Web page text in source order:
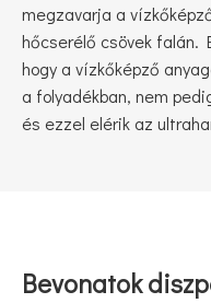
megzavarja a
hőcserélő csövek falán.
hogy a vízkőképző
a folyadékban, nem
és ezzel elérik az
Bevonatok